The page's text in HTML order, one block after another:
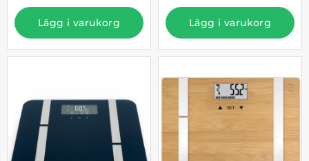
Lägg i varukorg Lägg i varukorg